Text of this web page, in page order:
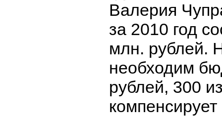
Валерия
за 2010 год
млн. рублей.
необходим
рублей, 300